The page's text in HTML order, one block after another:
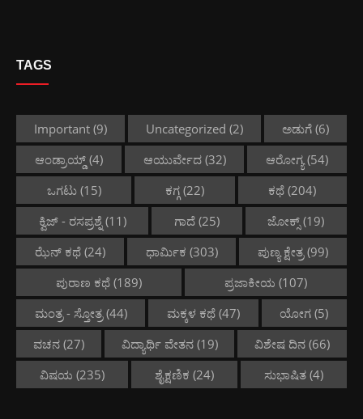
TAGS
Important (9) Uncategorized (2) ಅಡುಗೆ (6)
ಆಂಡ್ರಾಯ್ಡ್(4) ಆಯುರ್ವೇದ(32) ಆರೋಗ್ಯ (54)
ಒಗಟು(15) ಕಗ್ಗ(22) ಕಥೆ (204)
ಕ್ವಿಜ್ - ರಸಪ್ರಶ್ನೆ (11) ಗಾದೆ(25) ಜೋಕ್ಸ್ (19)
ಝೆನ್ ಕಥೆ(24) ಧಾರ್ಮಿಕ (303) ಪುಣ್ಯ ಕ್ಷೇತ್ರ(99)
ಪುರಾಣ ಕಥೆ (189) ಪ್ರಜಾಕೀಯ (107)
ಮಂತ್ರ - ಸ್ತೋತ್ರ(44) ಮಕ್ಕಳ ಕಥೆ(47) ಯೋಗ (5)
ವಚನ(27) ವಿದ್ಯಾರ್ಥಿ ವೇತನ(19) ವಿಶೇಷ ದಿನ (66)
ವಿಷಯ (235) ಶೈಕ್ಷಣಿಕ (24) ಸುಭಾಷಿತ (4)